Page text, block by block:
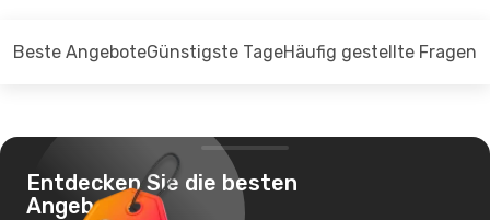
Beste AngeboteGünstigste TageHäufig gestellte Fragen
Entdecken Sie die besten
Angebote